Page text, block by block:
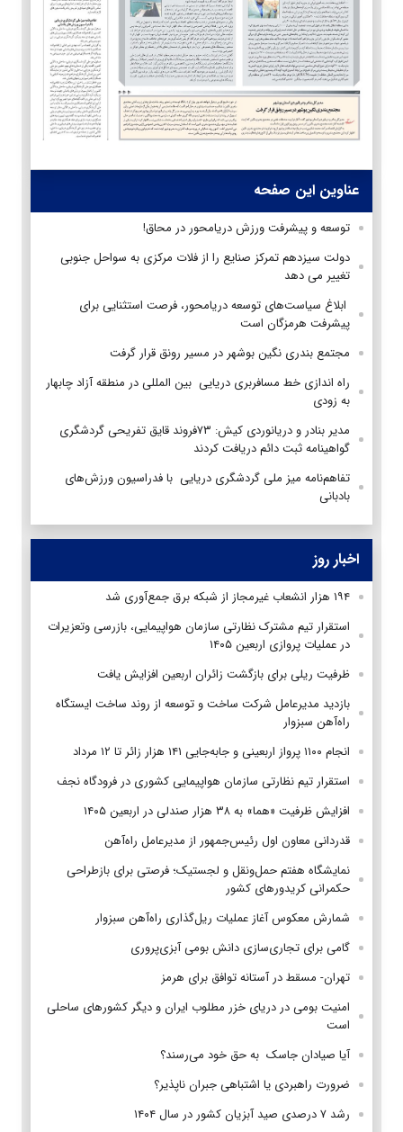
عناوین این صفحه
توسعه و پیشرفت ورزش دریامحور در محاق!
دولت سیزدهم تمرکز صنایع را از فلات مرکزی به سواحل جنوبی
تغییر می دهد
ابلاغ سیاست‌های توسعه دریامحور، فرصت استثنایی برای
پیشرفت هرمزگان است
مجتمع بندری نگین بوشهر در مسیر رونق قرار گرفت
راه اندازی خط مسافربری دریایی بین المللی در منطقه آزاد چابهار
به زودی
مدیر بنادر و دریانوردی کیش: ۷۳فروند قایق تفریحی گردشگری
گواهینامه ثبت دائم دریافت کردند
تفاهم‌نامه میز ملی گردشگری دریایی با فدراسیون ورزش‌های
بادبانی
اخبار روز
۱۹۴ هزار انشعاب غیرمجاز از شبکه برق جمع‌آوری شد
استقرار تیم مشترک نظارتی سازمان هواپیمایی، بازرسی وتعزیرات
در عملیات پروازی اربعین ۱۴۰۵
ظرفیت ریلی برای بازگشت زائران اربعین افزایش یافت
بازدید مدیرعامل شرکت ساخت و توسعه از روند ساخت ایستگاه
راه‌آهن سبزوار
انجام ۱۱۰۰ پرواز اربعینی و جابه‌جایی ۱۴۱ هزار زائر تا ۱۲ مرداد
استقرار تیم‌ نظارتی سازمان هواپیمایی کشوری در فرودگاه نجف
افزایش ظرفیت «هما» به ۳۸ هزار صندلی در اربعین ۱۴۰۵
قدردانی معاون اول رئیس‌جمهور از مدیرعامل راه‌آهن
نمایشگاه هفتم حمل‌ونقل و لجستیک؛ فرصتی برای بازطراحی
حکمرانی کریدورهای کشور
شمارش معکوس آغاز عملیات ریل‌گذاری راه‌آهن سبزوار
گامی برای تجاری‌سازی دانش بومی آبزی‌پروری
تهران- مسقط در آستانه توافق برای هرمز
امنیت بومی در دریای خزر مطلوب ایران و دیگر کشورهای ساحلی
است
آیا صیادان جاسک به حق خود می‌رسند؟
ضرورت راهبردی یا اشتباهی جبران ناپذیر؟
رشد ۷ درصدی صید آبزیان کشور در سال ۱۴۰۴